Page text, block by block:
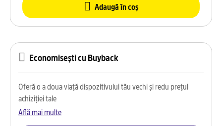
Adaugă în coș
Economisești cu Buyback
Oferă o a doua viață dispozitivului tău vechi și redu prețul
achiziției tale
Află mai multe